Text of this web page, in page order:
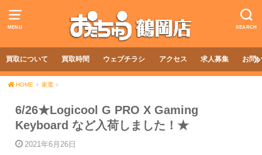
MENU SEARCH
買取について 買取時間 ウェブチラシ アクセス 求人募集 お問
HOME 家電
6/26★Logicool G PRO X Gaming
Keyboard など入荷しました！★
2021年6月26日